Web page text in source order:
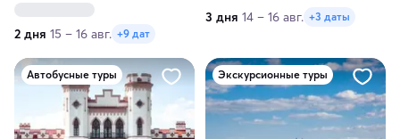
2 дня 15 – 16 авг. +9 дат
3 дня 14 – 16 авг. +3 даты
Автобусные туры Экскурсионные туры